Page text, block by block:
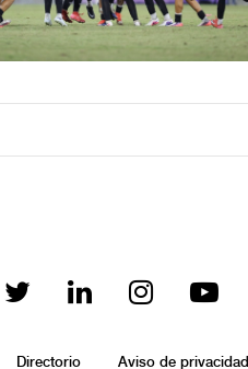
Directorio Aviso de privacidad